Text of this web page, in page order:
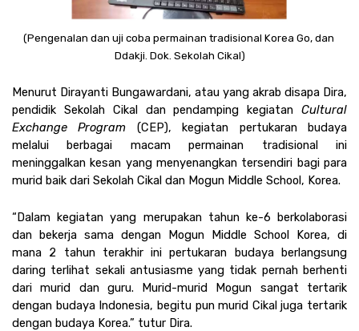
(Pengenalan dan uji coba permainan tradisional Korea Go, dan
Ddakji. Dok. Sekolah Cikal)
Menurut Dirayanti Bungawardani, atau yang akrab disapa Dira,
pendidik Sekolah Cikal dan pendamping kegiatan Cultural
Exchange Program (CEP), kegiatan pertukaran budaya
melalui berbagai macam permainan tradisional ini
meninggalkan kesan yang menyenangkan tersendiri bagi para
murid baik dari Sekolah Cikal dan Mogun Middle School, Korea.
“Dalam kegiatan yang merupakan tahun ke-6 berkolaborasi
dan bekerja sama dengan Mogun Middle School Korea, di
mana 2 tahun terakhir ini pertukaran budaya berlangsung
daring terlihat sekali antusiasme yang tidak pernah berhenti
dari murid dan guru. Murid-murid Mogun sangat tertarik
dengan budaya Indonesia, begitu pun murid Cikal juga tertarik
dengan budaya Korea.” tutur Dira.